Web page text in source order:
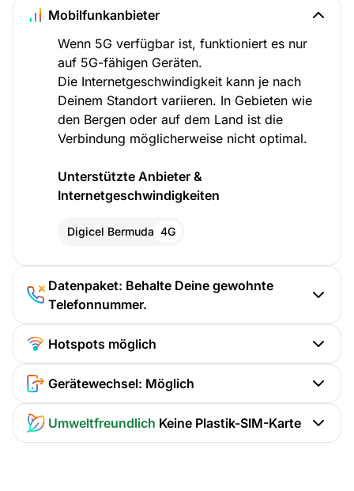
Mobilfunkanbieter
Wenn 5G verfügbar ist, funktioniert es nur
auf 5G-fähigen Geräten.
Die Internetgeschwindigkeit kann je nach
Deinem Standort variieren. In Gebieten wie
den Bergen oder auf dem Land ist die
Verbindung möglicherweise nicht optimal.
Unterstützte Anbieter &
Internetgeschwindigkeiten
Digicel Bermuda 4G
Datenpaket: Behalte Deine gewohnte
Telefonnummer.
Hotspots möglich
Gerätewechsel: Möglich
Umweltfreundlich Keine Plastik-SIM-Karte